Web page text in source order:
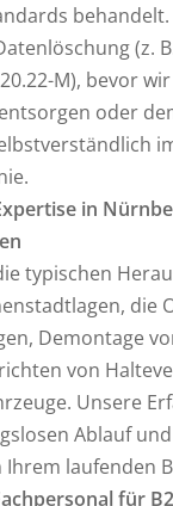
(z.
M), bevor
oder
in
typischen
die
Demontage
von
Unsere
Ablauf
Ihrem laufenden
für